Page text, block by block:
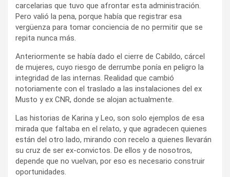
carcelarias que tuvo que afrontar esta administración.
Pero valió la pena, porque había que registrar esa
vergüenza para tomar conciencia de no permitir que se
repita nunca más.
Anteriormente se había dado el cierre de Cabildo, cárcel
de mujeres, cuyo riesgo de derrumbe ponía en peligro la
integridad de las internas. Realidad que cambió
notoriamente con el traslado a las instalaciones del ex
Musto y ex CNR, donde se alojan actualmente.
Las historias de Karina y Leo, son solo ejemplos de esa
mirada que faltaba en el relato, y que agradecen quienes
están del otro lado, mirando con recelo a quienes llevarán
su cruz de ser ex-convictos. De ellos y de nosotros,
depende que no vuelvan, por eso es necesario construir
oportunidades.